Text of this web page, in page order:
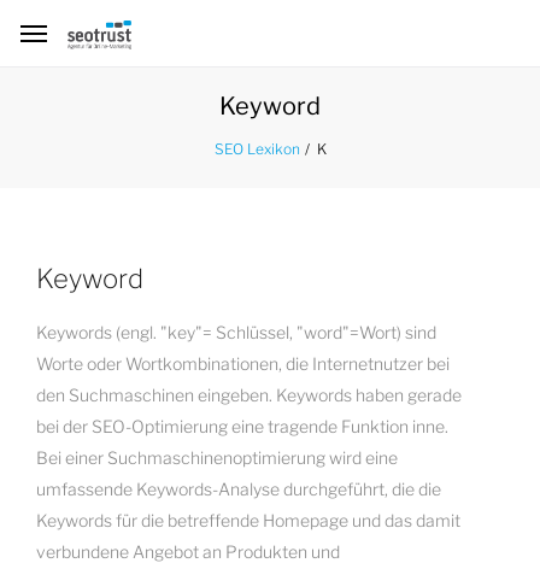
Keyword
SEO Lexikon K
Keyword
Keywords (engl. "key"= Schlüssel, "word"=Wort) sind
Worte oder Wortkombinationen, die Internetnutzer bei
den Suchmaschinen eingeben. Keywords haben gerade
bei der SEO-Optimierung eine tragende Funktion inne.
Bei einer Suchmaschinenoptimierung wird eine
umfassende Keywords-Analyse durchgeführt, die die
Keywords für die betreffende Homepage und das damit
verbundene Angebot an Produkten und